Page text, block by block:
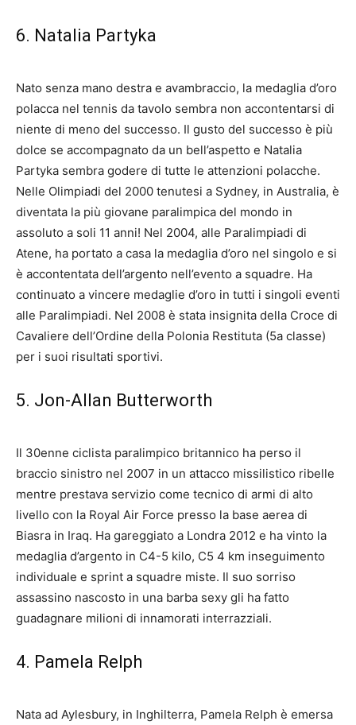
6. Natalia Partyka
Nato senza mano destra e avambraccio, la medaglia d’oro
polacca nel tennis da tavolo sembra non accontentarsi di
niente di meno del successo. Il gusto del successo è più
dolce se accompagnato da un bell’aspetto e Natalia
Partyka sembra godere di tutte le attenzioni polacche.
Nelle Olimpiadi del 2000 tenutesi a Sydney, in Australia, è
diventata la più giovane paralimpica del mondo in
assoluto a soli 11 anni! Nel 2004, alle Paralimpiadi di
Atene, ha portato a casa la medaglia d’oro nel singolo e si
è accontentata dell’argento nell’evento a squadre. Ha
continuato a vincere medaglie d’oro in tutti i singoli eventi
alle Paralimpiadi. Nel 2008 è stata insignita della Croce di
Cavaliere dell’Ordine della Polonia Restituta (5a classe)
per i suoi risultati sportivi.
5. Jon-Allan Butterworth
Il 30enne ciclista paralimpico britannico ha perso il
braccio sinistro nel 2007 in un attacco missilistico ribelle
mentre prestava servizio come tecnico di armi di alto
livello con la Royal Air Force presso la base aerea di
Biasra in Iraq. Ha gareggiato a Londra 2012 e ha vinto la
medaglia d’argento in C4-5 kilo, C5 4 km inseguimento
individuale e sprint a squadre miste. Il suo sorriso
assassino nascosto in una barba sexy gli ha fatto
guadagnare milioni di innamorati interrazziali.
4. Pamela Relph
Nata ad Aylesbury, in Inghilterra, Pamela Relph è emersa